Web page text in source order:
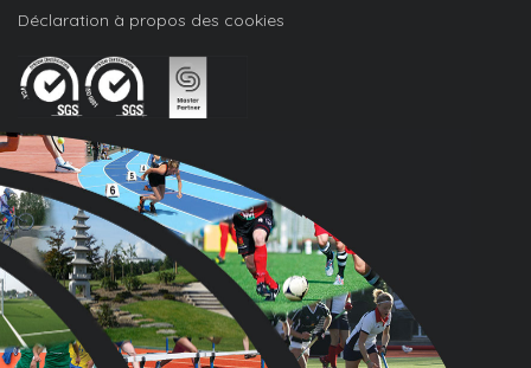
Déclaration à propos des cookies